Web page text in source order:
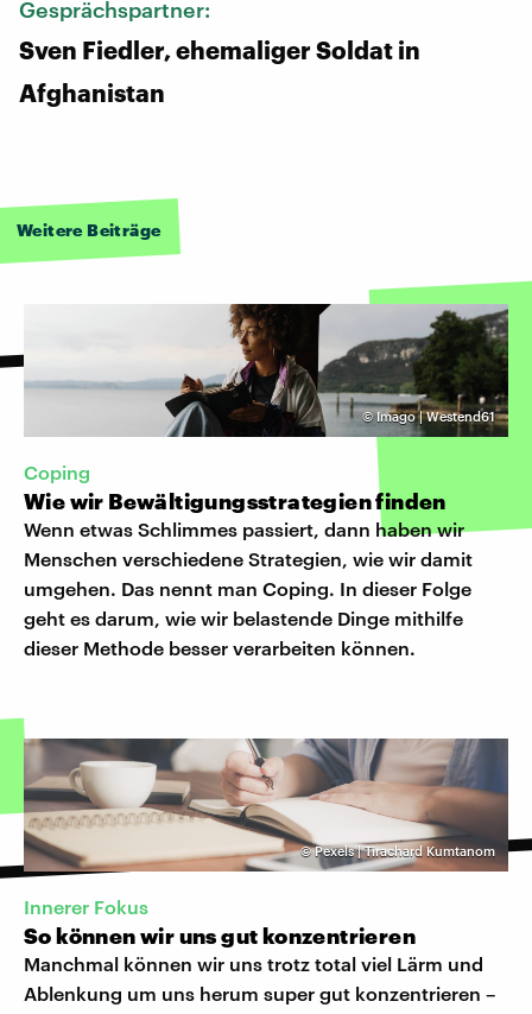
Gesprächspartner:
Sven Fiedler, ehemaliger Soldat in
Afghanistan
Weitere Beiträge
©Imago | Westend61
Coping
Wie wir Bewältigungsstrategien finden
Wenn etwas Schlimmes passiert, dann haben wir
Menschen verschiedene Strategien, wie wir damit
umgehen. Das nennt man Coping. In dieser Folge
geht es darum, wie wir belastende Dinge mithilfe
dieser Methode besser verarbeiten können.
©Pexels | Tirachard Kumtanom
Innerer Fokus
So können wir uns gut konzentrieren
Manchmal können wir uns trotz total viel Lärm und
Ablenkung um uns herum super gut konzentrieren –